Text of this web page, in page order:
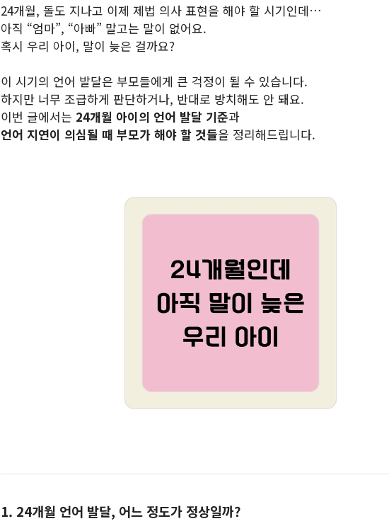
24개월, 돌도 지나고 이제 제법 의사 표현을 해야 할 시기인데…
아직 “엄마”, “아빠” 말고는 말이 없어요.
혹시 우리 아이, 말이 늦은 걸까요?
이 시기의 언어 발달은 부모들에게 큰 걱정이 될 수 있습니다.
하지만 너무 조급하게 판단하거나, 반대로 방치해도 안 돼요.
이번 글에서는 24개월 아이의 언어 발달 기준과
언어 지연이 의심될 때 부모가 해야 할 것들을 정리해드립니다.
1. 24개월 언어 발달, 어느 정도가 정상일까?